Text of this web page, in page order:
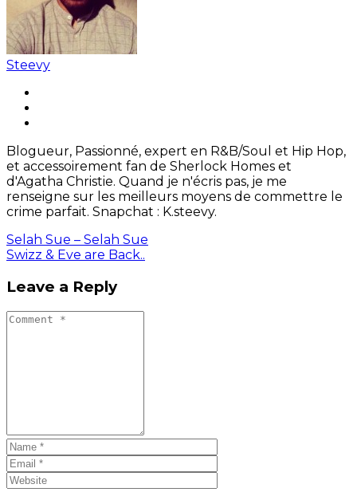
Steevy
Blogueur, Passionné, expert en R&B/Soul et Hip Hop,
et accessoirement fan de Sherlock Homes et
d'Agatha Christie. Quand je n'écris pas, je me
renseigne sur les meilleurs moyens de commettre le
crime parfait. Snapchat : K.steevy.
Selah Sue – Selah Sue
Swizz & Eve are Back..
Leave a Reply